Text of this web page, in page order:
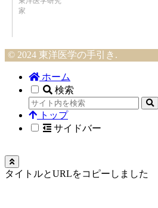
家
© 2024 東洋医学の手引き.
ホーム
検索
トップ
サイドバー
タイトルとURLをコピーしました